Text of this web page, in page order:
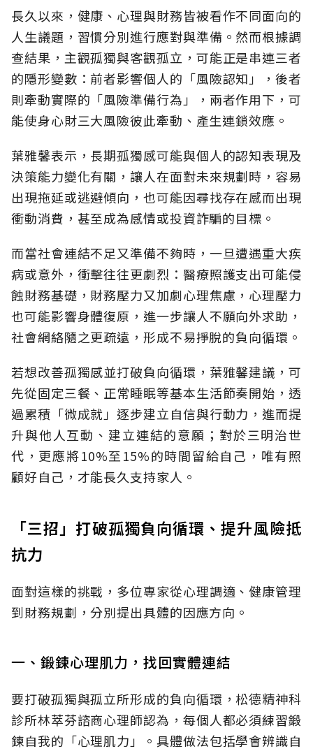
長久以來，健康、心理與財務皆被看作不同面向的
人生議題，習慣分別進行應對與準備。然而根據調
查結果，主觀孤獨與客觀孤立，可能正是串連三者
的隱形變數：前者影響個人的「風險認知 」，後者
則牽動實際的「風險準備行為」，兩者作用下，可
能使身心財三大風險彼此牽動、產生連鎖效應。
葉雅馨表示，長期孤獨感可能與個人的認知表現及
決策能力變化有關，讓人在面對未來規劃時，容易
出現拖延或逃避傾向，也可能因尋找存在感而出現
衝動消費，甚至成為感情或投資詐騙的目標。
而當社會連結不足又準備不夠時，一旦遭遇重大疾
病或意外，衝擊往往更劇烈：醫療照護支出可能侵
蝕財務基礎，財務壓力又加劇心理焦慮，心理壓力
也可能影響身體復原，進一步讓人不願向外求助，
社會網絡隨之更疏遠，形成不易掙脫的負向循環。
若想改善孤獨感並打破負向循環，葉雅馨建議，可
先從固定三餐、正常睡眠等基本生活節奏開始，透
過累積「微成就」逐步建立自信與行動力，進而提
升與他人互動、建立連結的意願；對於三明治世
代，更應將10%至15%的時間留給自己，唯有照
顧好自己，才能長久支持家人。
「三招」打破孤獨負向循環、提升風險抵
抗力
面對這樣的挑戰，多位專家從心理調適、健康管理
到財務規劃，分別提出具體的因應方向。
一、鍛鍊心理肌力，找回實體連結
要打破孤獨與孤立所形成的負向循環，松德精神科
診所林萃芬諮商心理師認為，每個人都必須練習鍛
鍊自我的「心理肌力」。具體做法包括學會辨識自